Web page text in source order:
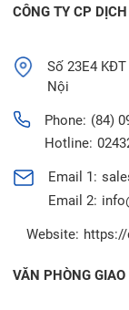
CÔNG TY CP
Số 23E4
Nội
Phone: (84)
Hotline:
Email 1:
Email 2:
Website:
VĂN PHÒNG GIAO